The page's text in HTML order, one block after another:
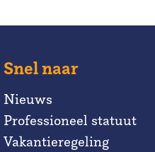
Snel naar
Nieuws
Professioneel statuut
Vakantieregeling